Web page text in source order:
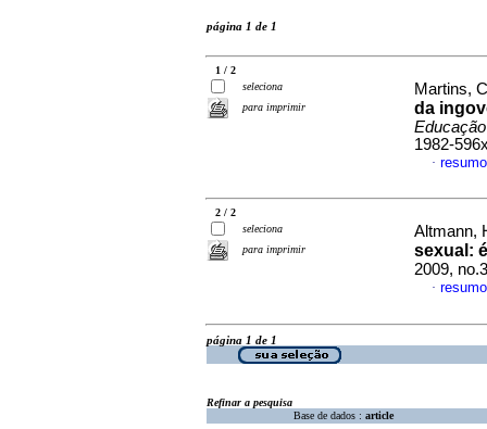
página 1 de 1
1 / 2
seleciona
para imprimir
Martins,
da
1982-
·
2 / 2
seleciona
para imprimir
Altmann,
sexual:
2009,
·
página 1 de 1
Refinar a pesquisa
Base de dados : article